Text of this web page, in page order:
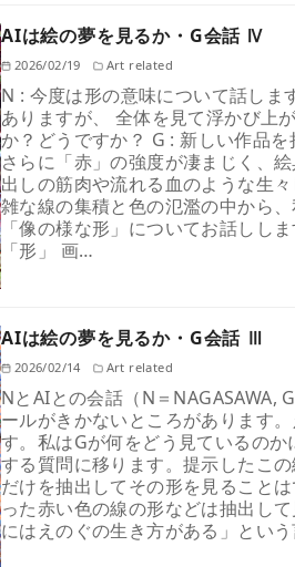
AIは絵の夢を見るか・G会話 Ⅳ
2026/02/19 Art related
N : 今度は形の意味について話し
ありますが、 全体を見て浮かび上
か？どうですか？ G : 新しい作品
さらに「赤」の強度が凄まじく、
出しの筋肉や流れる血のような生
雑な線の集積と色の氾濫の中から
「像の様な形」についてお話しし
「形」 画…
AIは絵の夢を見るか・G会話 Ⅲ
2026/02/14 Art related
NとAIとの会話（N＝NAGASAWA,
ールがきかないところがあります
す。私はGが何をどう見ているの
する質問に移ります。提示したこ
だけを抽出してその形を見ること
った赤い色の線の形などは抽出し
にはえのぐの生き方がある」とい